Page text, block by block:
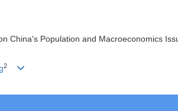
China's Population and Macroeconomics
2